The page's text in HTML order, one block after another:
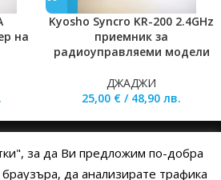
на
Kyosho Syncro KR-200 2.4GHz
приемник за
радиоуправляеми модели
ДЖАДЖИ
25,00 € / 48,90 лв.
УСЛОВИЯ УСЛОВИЯ И ПРАВИЛА
за да Ви предложим по-добра
браузъра, да анализирате трафика